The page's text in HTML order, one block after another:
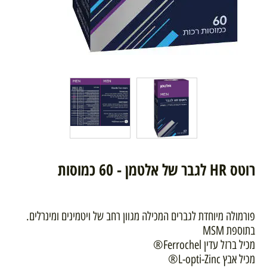
רוטס HR לגבר של אלטמן - 60 כמוסות
פורמולה מיוחדת לגברים המכילה מגוון רחב של ויטמינים ומינרלים.
בתוספת MSM
מכיל ברזל עדין Ferrochel®
מכיל אבץL-opti-Zinc®